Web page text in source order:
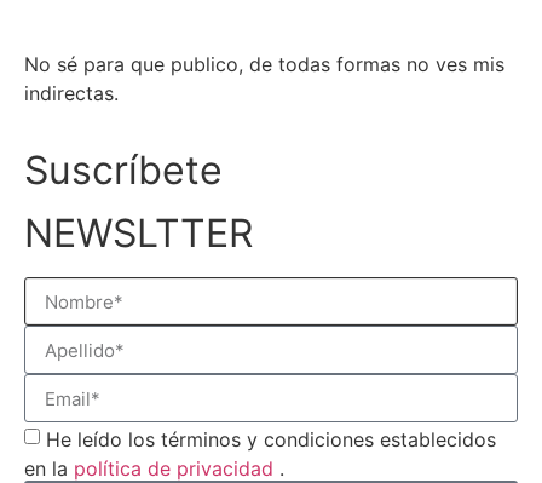
No sé para que publico, de todas formas no ves mis
indirectas.
Suscríbete
NEWSLTTER
He leído los términos y condiciones establecidos
en la política de privacidad .